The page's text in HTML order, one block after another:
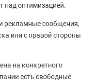
над оптимизацией.
рекламные сообщения,
или с правой стороны
на конкретного
есть свободные